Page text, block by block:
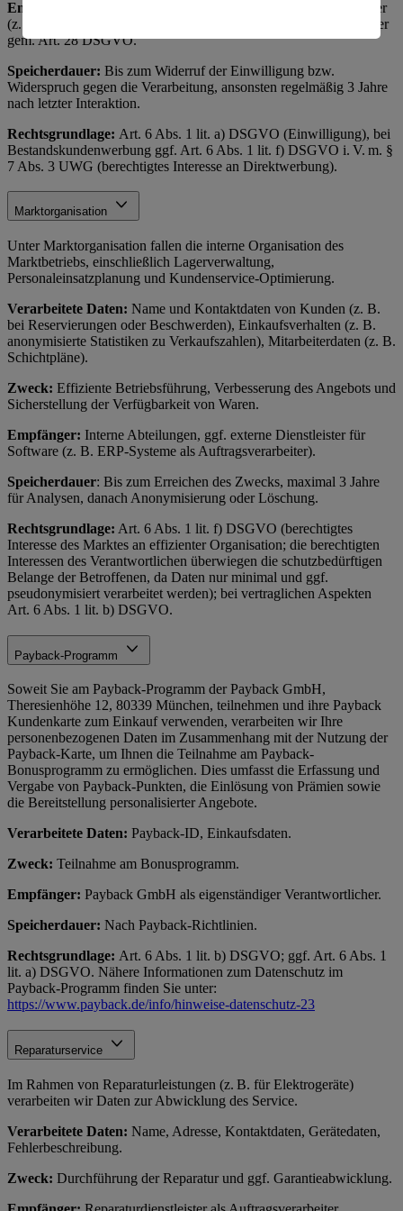
Empfänger:
Interne Marketingabteilung, ggf. externe Dienstleister
(z. B. Versanddienstleister, Werbeagenturen) als Auftragsverarbeiter
gem. Art. 28 DSGVO.
Speicherdauer: Bis zum Widerruf der Einwilligung bzw.
Widerspruch gegen die Verarbeitung, ansonsten regelmäßig 3 Jahre
nach letzter Interaktion.
Rechtsgrundlage: Art. 6 Abs. 1 lit. a) DSGVO (Einwilligung), bei
Bestandskundenwerbung ggf. Art. 6 Abs. 1 lit. f) DSGVO i. V. m. §
7 Abs. 3 UWG (berechtigtes Interesse an Direktwerbung).
Marktorganisation
Unter Marktorganisation fallen die interne Organisation des
Marktbetriebs, einschließlich Lagerverwaltung,
Personaleinsatzplanung und Kundenservice-Optimierung.
Verarbeitete Daten: Name und Kontaktdaten von Kunden (z. B.
bei Reservierungen oder Beschwerden), Einkaufsverhalten (z. B.
anonymisierte Statistiken zu Verkaufszahlen), Mitarbeiterdaten (z. B.
Schichtpläne).
Zweck: Effiziente Betriebsführung, Verbesserung des Angebots und
Sicherstellung der Verfügbarkeit von Waren.
Empfänger: Interne Abteilungen, ggf. externe Dienstleister für
Software (z. B. ERP-Systeme als Auftragsverarbeiter).
Speicherdauer: Bis zum Erreichen des Zwecks, maximal 3 Jahre
für Analysen, danach Anonymisierung oder Löschung.
Rechtsgrundlage: Art. 6 Abs. 1 lit. f) DSGVO (berechtigtes
Interesse des Marktes an effizienter Organisation; die berechtigten
Interessen des Verantwortlichen überwiegen die schutzbedürftigen
Belange der Betroffenen, da Daten nur minimal und ggf.
pseudonymisiert verarbeitet werden); bei vertraglichen Aspekten
Art. 6 Abs. 1 lit. b) DSGVO.
Payback-Programm
Soweit Sie am Payback-Programm der Payback GmbH,
Theresienhöhe 12, 80339 München, teilnehmen und ihre Payback
Kundenkarte zum Einkauf verwenden, verarbeiten wir Ihre
personenbezogenen Daten im Zusammenhang mit der Nutzung der
Payback-Karte, um Ihnen die Teilnahme am Payback-
Bonusprogramm zu ermöglichen. Dies umfasst die Erfassung und
Vergabe von Payback-Punkten, die Einlösung von Prämien sowie
die Bereitstellung personalisierter Angebote.
Verarbeitete Daten: Payback-ID, Einkaufsdaten.
Zweck: Teilnahme am Bonusprogramm.
Empfänger: Payback GmbH als eigenständiger Verantwortlicher.
Speicherdauer: Nach Payback-Richtlinien.
Rechtsgrundlage: Art. 6 Abs. 1 lit. b) DSGVO; ggf. Art. 6 Abs. 1
lit. a) DSGVO. Nähere Informationen zum Datenschutz im
Payback-Programm finden Sie unter:
https://www.payback.de/info/hinweise-datenschutz-23
Reparaturservice
Im Rahmen von Reparaturleistungen (z. B. für Elektrogeräte)
verarbeiten wir Daten zur Abwicklung des Service.
Verarbeitete Daten: Name, Adresse, Kontaktdaten, Gerätedaten,
Fehlerbeschreibung.
Zweck: Durchführung der Reparatur und ggf. Garantieabwicklung.
Informationen zum Herausgeber der Seite findest du